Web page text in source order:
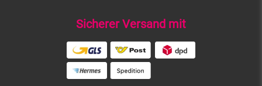
Sicherer Versand mit